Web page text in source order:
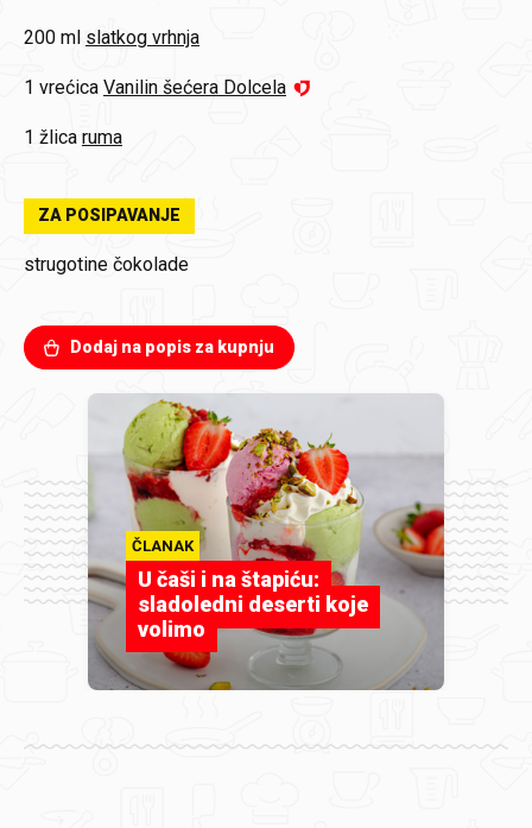
200 ml slatkog vrhnja
1 vrećica Vanilin šećera Dolcela
1 žlica ruma
ZA POSIPAVANJE
strugotine čokolade
Dodaj na popis za kupnju
ČLANAK
U čaši i na štapiću:
sladoledni deserti koje
volimo